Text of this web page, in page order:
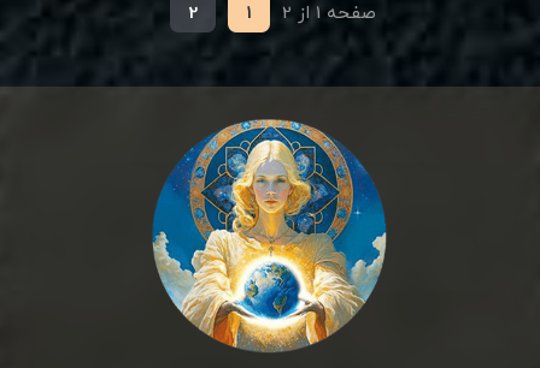
صفحه 1 از 2 1
2